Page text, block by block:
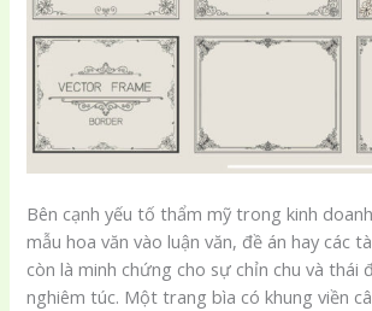
Bên cạnh yếu tố thẩm mỹ trong kinh
mẫu hoa văn vào luận văn, đề án hay các
còn là minh chứng cho sự chỉn chu và thái
nghiêm túc. Một trang bìa có khung viền